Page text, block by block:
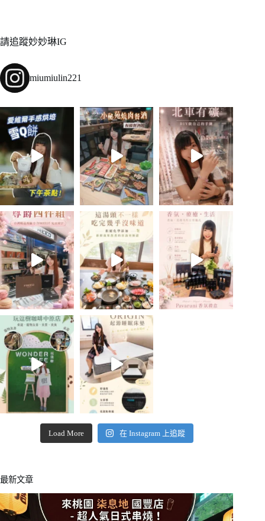
請追蹤妙妙琳IG
miumiulin221
Load More 在 Instagram 上追蹤
最新文章